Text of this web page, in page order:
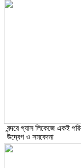
বন্দরে গ্যাস লিকেজে একই
উদ্বেগ ও সমবেদনা